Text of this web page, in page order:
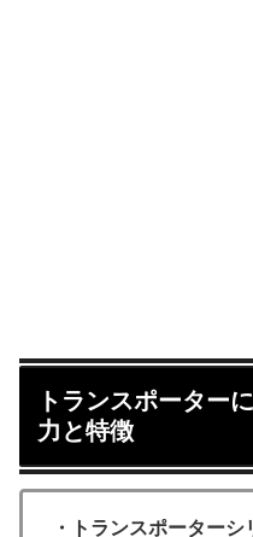
トランスポーター
力と特徴
・トランスポーター